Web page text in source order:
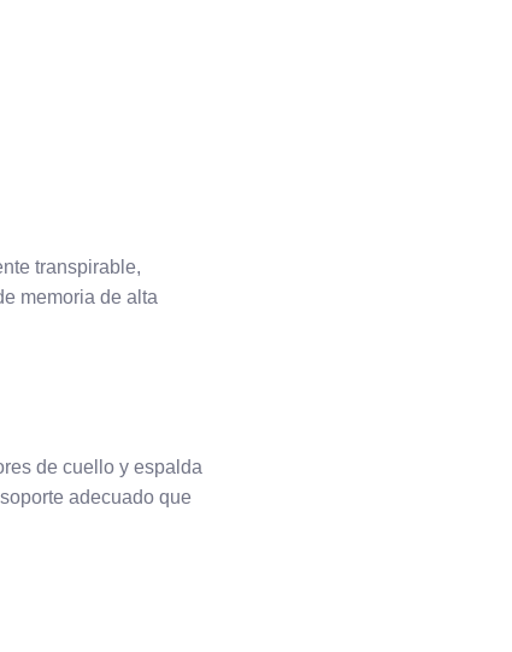
transpirable,
memoria de alta
de cuello y espalda
adecuado que